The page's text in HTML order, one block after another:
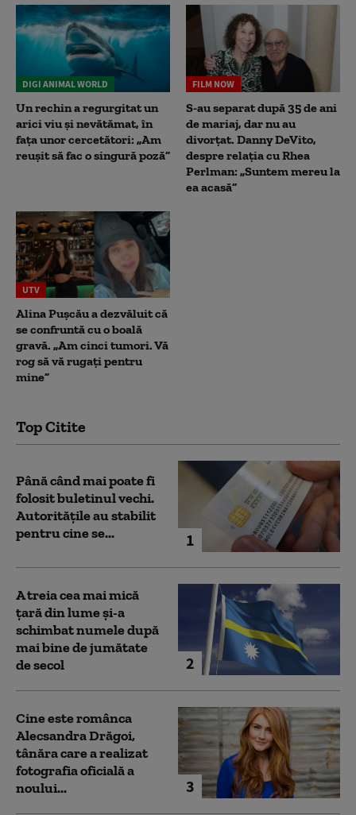
DIGI ANIMAL WORLD
Un rechin a regurgitat un
arici viu și nevătămat, în
fața unor cercetători: „Am
reușit să fac o singură poză”
FILM NOW
S-au separat după 35 de ani
de mariaj, dar nu au
divorțat. Danny DeVito,
despre relația cu Rhea
Perlman: „Suntem mereu la
ea acasă”
UTV
Alina Pușcău a dezvăluit că
se confruntă cu o boală
gravă. „Am cinci tumori. Vă
rog să vă rugați pentru
mine”
Top Citite
1
Până când mai poate fi
folosit buletinul vechi.
Autoritățile au stabilit
pentru cine se...
2
A treia cea mai mică
țară din lume și-a
schimbat numele după
mai bine de jumătate
de secol
3
Cine este românca
Alecsandra Drăgoi,
tânăra care a realizat
fotografia oficială a
noului...